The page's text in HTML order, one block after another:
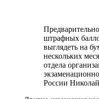
штрафных
выглядеть на
нескольких
отдела
России